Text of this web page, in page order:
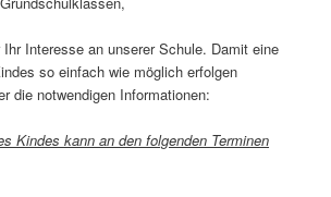
Interesse an unserer Schule. Damit eine
so einfach wie möglich erfolgen
die notwendigen Informationen:
Kindes kann an den folgenden Terminen